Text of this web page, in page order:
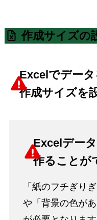
作成サイズの
Excelでデー
作成サイズを
Excelデー
作ることが
「紙のフチぎり
や「背景の色が